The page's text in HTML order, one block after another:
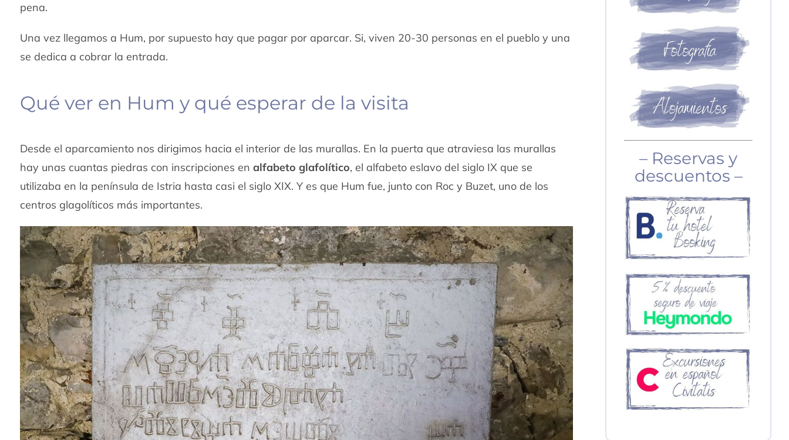
pena.
Una vez llegamos a Hum, por supuesto hay que pagar por aparcar. Si, viven 20-30 personas en el pueblo y una
se dedica a cobrar la entrada.
Qué ver en Hum y qué esperar de la visita
Desde el aparcamiento nos dirigimos hacia el interior de las murallas. En la puerta que atraviesa las murallas
hay unas cuantas piedras con inscripciones enalfabeto glafolítico, el alfabeto eslavo del siglo IX que se
utilizaba en la península de Istria hasta casi el siglo XIX. Y es que Hum fue, junto con Roc y Buzet, uno de los
centros glagolíticos más importantes.
– Reservas y
descuentos –